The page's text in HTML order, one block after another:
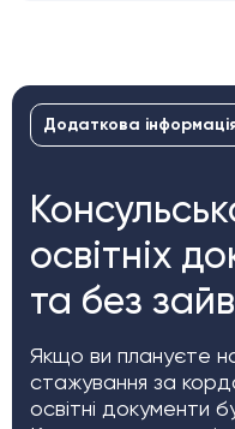
Додаткова
освітніх
та без
Якщо ви плануєте
стажування за
освітні документи